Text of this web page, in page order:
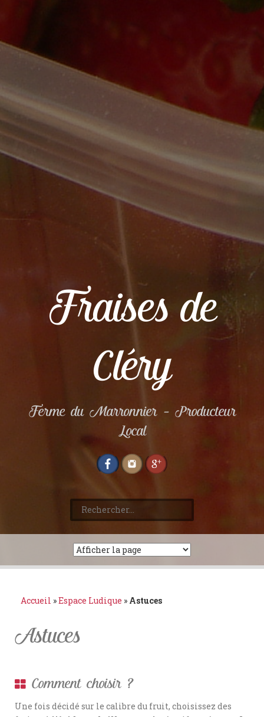
Fraises de
Cléry
Ferme du Marronnier – Producteur
Local
Rechercher :
Accueil »Espace Ludique » Astuces
Astuces
Comment choisir ?
Une fois décidé sur le calibre du fruit, choisissez des